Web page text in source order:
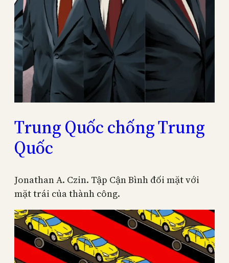
Trung Quốc chống Trung
Quốc
Jonathan A. Czin. Tập Cận Bình đối mặt với
mặt trái của thành công.